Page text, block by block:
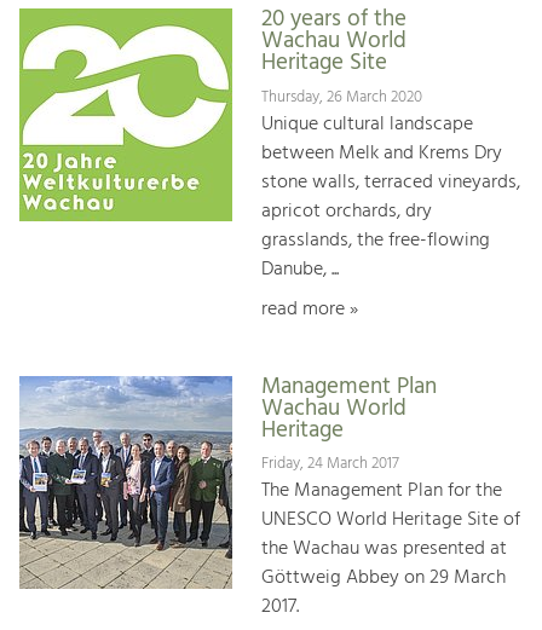
20 years of the
Wachau World
Heritage Site
Thursday, 26 March 2020
Unique cultural landscape
between Melk and Krems Dry
stone walls, terraced vineyards,
apricot orchards, dry
grasslands, the free-flowing
Danube, ...
read more »
Management Plan
Wachau World
Heritage
Friday, 24 March 2017
The Management Plan for the
UNESCO World Heritage Site of
the Wachau was presented at
Göttweig Abbey on 29 March
2017.